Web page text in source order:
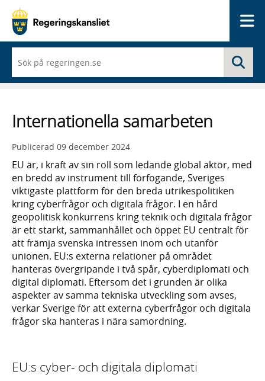
du
börjar
skriva
en
lista
med
sökförslag
Internationella samarbeten
Publicerad 09 december 2024
EU är, i kraft av sin roll som ledande global aktör, med
en bredd av instrument till förfogande, Sveriges
viktigaste plattform för den breda utrikespolitiken
kring cyberfrågor och digitala frågor. I en hård
geopolitisk konkurrens kring teknik och digitala frågor
är ett starkt, sammanhållet och öppet EU centralt för
att främja svenska intressen inom och utanför
unionen. EU:s externa relationer på området
hanteras övergripande i två spår, cyberdiplomati och
digital diplomati. Eftersom det i grunden är olika
aspekter av samma tekniska utveckling som avses,
verkar Sverige för att externa cyberfrågor och digitala
frågor ska hanteras i nära samordning.
EU:s cyber- och digitala diplomati